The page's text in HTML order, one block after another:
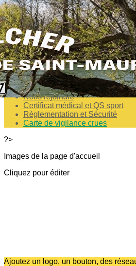
Exporter les lignes sélectionnées
Exporter toutes les colonnes
Exporter uniquement les colonnes
Menu
<
>
Horaires- Accès-Contact
Nous rejoindre
Certificat médical et QS sport
Règlementation et Sécurité
Carte de vigilance crues
?>
Images de la page d'accueil
Cliquez pour éditer
Ajoutez un logo, un bouton, des